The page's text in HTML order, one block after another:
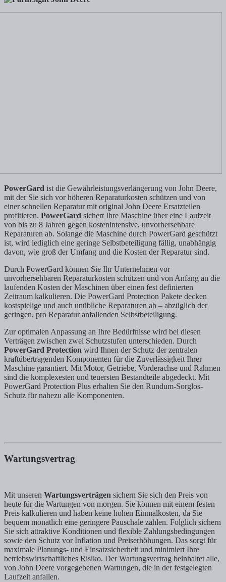
PowerGard ist die Gewährleistungsverlängerung von John Deere,
mit der Sie sich vor höheren Reparaturkosten schützen und von
einer schnellen Reparatur mit original John Deere Ersatzteilen
profitieren. PowerGard sichert Ihre Maschine über eine Laufzeit
von bis zu 8 Jahren gegen kostenintensive, unvorhersehbare
Reparaturen ab. Solange die Maschine durch PowerGard geschützt
ist, wird lediglich eine geringe Selbstbeteiligung fällig, unabhängig
davon, wie groß der Umfang und die Kosten der Reparatur sind.
Durch PowerGard können Sie Ihr Unternehmen vor
unvorhersehbaren Reparaturkosten schützen und von Anfang an die
laufenden Kosten der Maschinen über einen fest definierten
Zeitraum kalkulieren. Die PowerGard Protection Pakete decken
kostspielige und auch unübliche Reparaturen ab – abzüglich der
geringen, pro Reparatur anfallenden Selbstbeteiligung.
Zur optimalen Anpassung an Ihre Bedürfnisse wird bei diesen
Verträgen zwischen zwei Schutzstufen unterschieden. Durch
PowerGard Protection wird Ihnen der Schutz der zentralen
kraftübertragenden Komponenten für die Zuverlässigkeit Ihrer
Maschine garantiert. Mit Motor, Getriebe, Vorderachse und Rahmen
sind die komplexesten und teuersten Bestandteile abgedeckt. Mit
PowerGard Protection Plus erhalten Sie den Rundum-Sorglos-
Schutz für nahezu alle Komponenten.
Wartungsvertrag
Mit unseren Wartungsverträgen sichern Sie sich den Preis von
heute für die Wartungen von morgen. Sie können mit einem festen
Preis kalkulieren und haben keine hohen Einmalkosten, da Sie
bequem monatlich eine geringere Pauschale zahlen. Folglich sichern
Sie sich attraktive Konditionen und flexible Zahlungsbedingungen
sowie den Schutz vor Inflation und Preiserhöhungen. Das sorgt für
maximale Planungs- und Einsatzsicherheit und minimiert Ihre
betriebswirtschaftliches Risiko. Der Wartungsvertrag beinhaltet alle,
von John Deere vorgegebenen Wartungen, die in der festgelegten
Laufzeit anfallen.